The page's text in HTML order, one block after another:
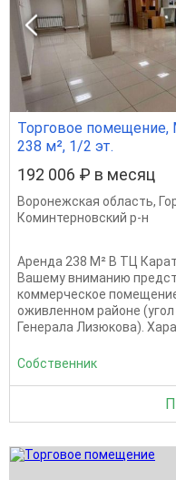
Торговое помещение,
238 м², 1/2 эт.
192 006 ₽ в месяц
Воронежская область,
Коминтерновский р-н
Аренда 238 М² В ТЦ
Вашему вниманию
коммерческое
оживленном районе
Генерала Лизюкова).
Собственник